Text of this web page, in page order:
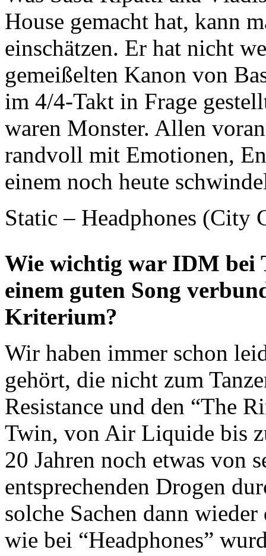
House gemacht hat, kann
einschätzen. Er hat nicht
gemeißelten Kanon von
im 4/4-Takt in Frage
waren Monster. Allen
randvoll mit Emotionen,
einem noch heute
Static – Headphones (City
Wie wichtig war IDM bei
einem guten Song
Kriterium?
Wir haben immer schon
gehört, die nicht zum
Resistance und den “The
Twin, von Air Liquide bis
20 Jahren noch etwas von
entsprechenden Drogen
solche Sachen dann
wie bei “Headphones”